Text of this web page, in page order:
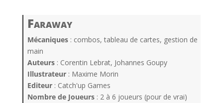
Faraway
Mécaniques: combos, tableau de cartes, gestion de
main
Auteurs: Corentin Lebrat, Johannes Goupy
Illustrateur: Maxime Morin
Editeur: Catch'up Games
Nombre de Joueurs: 2 à 6 joueurs (pour de vrai)